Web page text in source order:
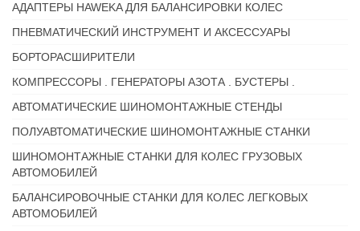
АДАПТЕРЫ HAWEKA ДЛЯ БАЛАНСИРОВКИ КОЛЕС
ПНЕВМАТИЧЕСКИЙ ИНСТРУМЕНТ И АКСЕССУАРЫ
БОРТОРАСШИРИТЕЛИ
КОМПРЕССОРЫ . ГЕНЕРАТОРЫ АЗОТА . БУСТЕРЫ .
АВТОМАТИЧЕСКИЕ ШИНОМОНТАЖНЫЕ СТЕНДЫ
ПОЛУАВТОМАТИЧЕСКИЕ ШИНОМОНТАЖНЫЕ СТАНКИ
ШИНОМОНТАЖНЫЕ СТАНКИ ДЛЯ КОЛЕС ГРУЗОВЫХ
АВТОМОБИЛЕЙ
БАЛАНСИРОВОЧНЫЕ СТАНКИ ДЛЯ КОЛЕС ЛЕГКОВЫХ
АВТОМОБИЛЕЙ